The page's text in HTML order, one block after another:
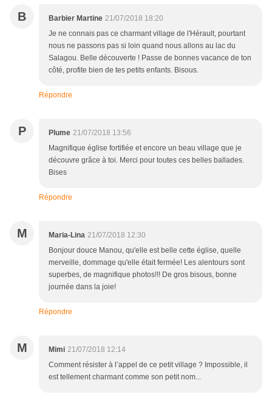
B Barbier Martine 21/07/2018 18:20
Je ne connais pas ce charmant village de l'Hérault, pourtant
nous ne passons pas si loin quand nous allons au lac du
Salagou. Belle découverte ! Passe de bonnes vacance de ton
côté, profite bien de tes petits enfants. Bisous.
Répondre
P Plume 21/07/2018 13:56
Magnifique église fortifiée et encore un beau village que je
découvre grâce à toi. Merci pour toutes ces belles ballades.
Bises
Répondre
M Maria-Lina 21/07/2018 12:30
Bonjour douce Manou, qu'elle est belle cette église, quelle
merveille, dommage qu'elle était fermée! Les alentours sont
superbes, de magnifique photos!!! De gros bisous, bonne
journée dans la joie!
Répondre
M Mimi 21/07/2018 12:14
Comment résister à l’appel de ce petit village ? Impossible, il
est tellement charmant comme son petit nom...